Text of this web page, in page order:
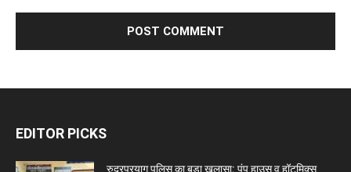
EDITOR PICKS
रुद्रप्रयाग पुलिस का बड़ा खुलासा: पंप हाउस व हॉटमिक्स